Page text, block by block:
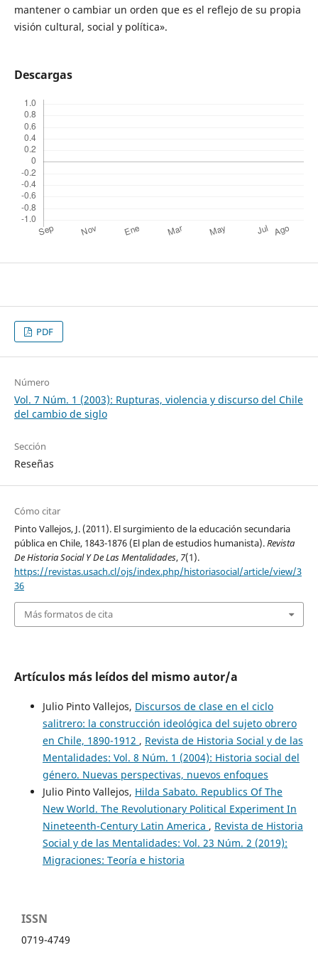
mantener o cambiar un orden que es el reflejo de su propia
visión cultural, social y política».
Descargas
PDF
Número
Vol. 7 Núm. 1 (2003): Rupturas, violencia y discurso del Chile
del cambio de siglo
Sección
Reseñas
Cómo citar
Pinto Vallejos, J. (2011). El surgimiento de la educación secundaria
pública en Chile, 1843-1876 (El plan de estudios humanista).Revista
De Historia Social Y De Las Mentalidades, 7(1).
https://revistas.usach.cl/ojs/index.php/historiasocial/article/view/3
36
Más formatos de cita
Artículos más leídos del mismo autor/a
Julio Pinto Vallejos, Discursos de clase en el ciclo
salitrero: la construcción ideológica del sujeto obrero
en Chile, 1890-1912 , Revista de Historia Social y de las
Mentalidades: Vol. 8 Núm. 1 (2004): Historia social del
género. Nuevas perspectivas, nuevos enfoques
Julio Pinto Vallejos, Hilda Sabato. Republics Of The
New World. The Revolutionary Political Experiment In
Nineteenth-Century Latin America , Revista de Historia
Social y de las Mentalidades: Vol. 23 Núm. 2 (2019):
Migraciones: Teoría e historia
ISSN
0719-4749